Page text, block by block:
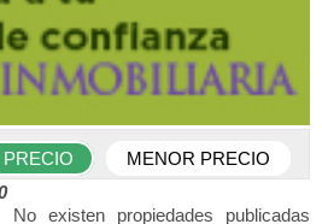
MENOR PRECIO
No existen propiedades publicadas